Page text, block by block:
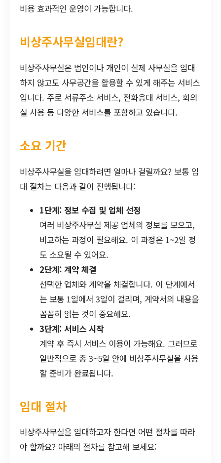
비용 효과적인 운영이 가능합니다.
비상주사무실임대란?
비상주사무실은 법인이나 개인이 실제 사무실을 임대
하지 않고도 사무공간을 활용할 수 있게 해주는 서비스
입니다. 주로 서류주소 서비스, 전화응대 서비스, 회의
실 사용 등 다양한 서비스를 포함하고 있습니다.
소요 기간
비상주사무실을 임대하려면 얼마나 걸릴까요? 보통 임
대 절차는 다음과 같이 진행됩니다:
1단계: 정보 수집 및 업체 선정
여러 비상주사무실 제공 업체의 정보를 모으고,
비교하는 과정이 필요해요. 이 과정은 1~2일 정
도 소요될 수 있어요.
2단계: 계약 체결
선택한 업체와 계약을 체결합니다. 이 단계에서
는 보통 1일에서 3일이 걸리며, 계약서의 내용을
꼼꼼히 읽는 것이 중요해요.
3단계: 서비스 시작
계약 후 즉시 서비스 이용이 가능해요. 그러므로
일반적으로 총 3~5일 안에 비상주사무실을 사용
할 준비가 완료됩니다.
임대 절차
비상주사무실을 임대하고자 한다면 어떤 절차를 따라
야 할까요? 아래의 절차를 참고해 보세요: